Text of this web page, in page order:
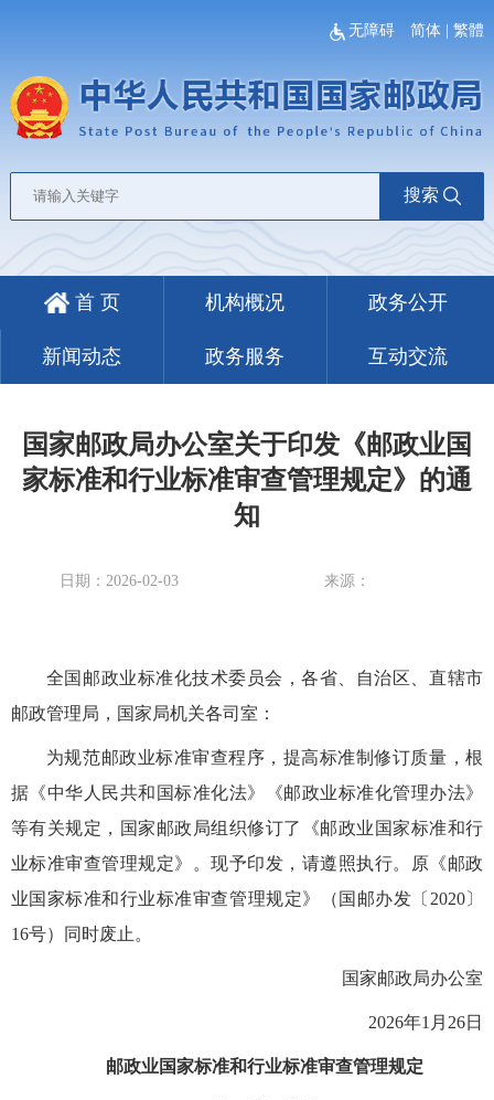
无障碍 简体 |繁體
搜索
首 页 机构概况 政务公开
新闻动态 政务服务 互动交流
国家邮政局办公室关于印发《邮政业国
家标准和行业标准审查管理规定》的通
知
日期：2026-02-03 来源：
全国邮政业标准化技术委员会，各省、自治区、直辖市
邮政管理局，国家局机关各司室：
为规范邮政业标准审查程序，提高标准制修订质量，根
据《中华人民共和国标准化法》《邮政业标准化管理办法》
等有关规定，国家邮政局组织修订了《邮政业国家标准和行
业标准审查管理规定》。现予印发，请遵照执行。原《邮政
业国家标准和行业标准审查管理规定》（国邮办发〔2020〕
16号）同时废止。
国家邮政局办公室
2026年1月26日
邮政业国家标准和行业标准审查管理规定